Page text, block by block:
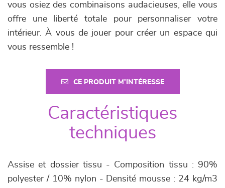
vous osiez des combinaisons audacieuses, elle vous
offre une liberté totale pour personnaliser votre
intérieur. À vous de jouer pour créer un espace qui
vous ressemble !
CE PRODUIT M'INTÉRESSE
Caractéristiques
techniques
Assise et dossier tissu - Composition tissu : 90%
polyester / 10% nylon - Densité mousse : 24 kg/m3